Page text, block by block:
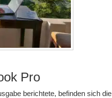
Pro
berichtete, befinden sich